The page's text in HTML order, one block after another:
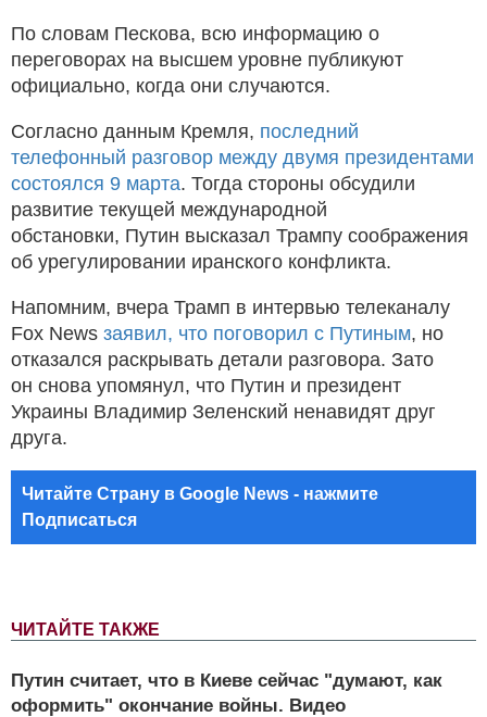
ЧИТАЙТЕ ТАКЖЕ
Путин считает, что в Киеве сейчас "думают, как
оформить" окончание войны. Видео
По словам Пескова, всю информацию о
переговорах на высшем уровне публикуют
официально, когда они случаются.
Согласно данным Кремля, последний
телефонный разговор между двумя президентами
состоялся 9 марта. Тогда стороны обсудили
развитие текущей международной
обстановки, Путин высказал Трампу соображения
об урегулировании иранского конфликта.
Напомним, вчера Трамп в интервью телеканалу
Fox News заявил, что поговорил с Путиным, но
отказался раскрывать детали разговора. Зато
он снова упомянул, что Путин и президент
Украины Владимир Зеленский ненавидят друг
друга.
Читайте Страну в Google News - нажмите
Подписаться